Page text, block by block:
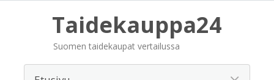
Taidekauppa24
Suomen taidekaupat vertailussa